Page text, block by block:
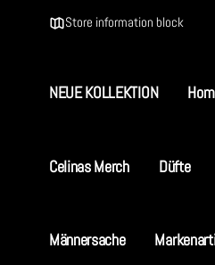
Store information block
NEUE KOLLEKTION
Celinas Merch Düfte
Männersache